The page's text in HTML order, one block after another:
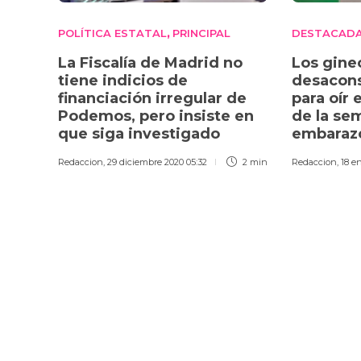
POLÍTICA ESTATAL, PRINCIPAL
La Fiscalía de Madrid no
tiene indicios de
financiación irregular de
Podemos, pero insiste en
que siga investigado
Redaccion, 29 diciembre 2020 05:32 2 min
Los
para oír
de la
Redaccion, 18